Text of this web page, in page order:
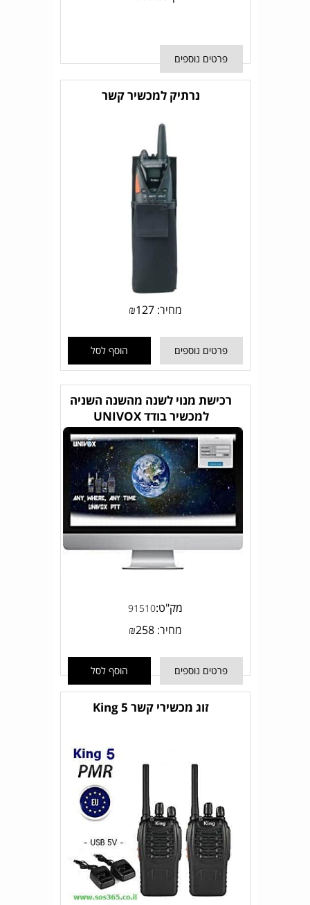
פרטים נוספים
נרתיק למכשיר קשר
מחיר: ₪127
פרטים נוספים הוסף לסל
רכישת מנוי לשנה מהשנה השניה
למכשיר בודד UNIVOX
מק"ט:91510
מחיר: ₪258
פרטים נוספים הוסף לסל
זוג מכשירי קשר King 5